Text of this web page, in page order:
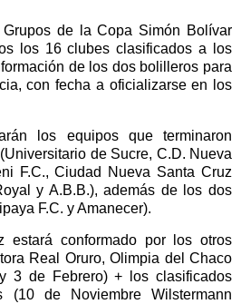
de la Copa Simón Bolívar
los 16 clubes clasificados a los
de los dos bolilleros para
con fecha a oficializarse en los
los equipos que terminaron
de Sucre, C.D. Nueva
F.C., Ciudad Nueva Santa Cruz
y A.B.B.), además de los dos
F.C. y Amanecer).
conformado por los otros
Real Oruro, Olimpia del Chaco
3 de Febrero) + los clasificados
(10 de Noviembre Wilstermann